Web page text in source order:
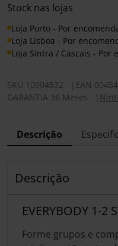
Stock nas lojas
Loja Porto - Por
Loja Lisboa - Por
Loja Sintra / Cascais - Por
SKU 10004532 EAN
GARANTIA 36 Meses
Descrição
Descrição
EVERYBODY 1-2
Forme grupos e